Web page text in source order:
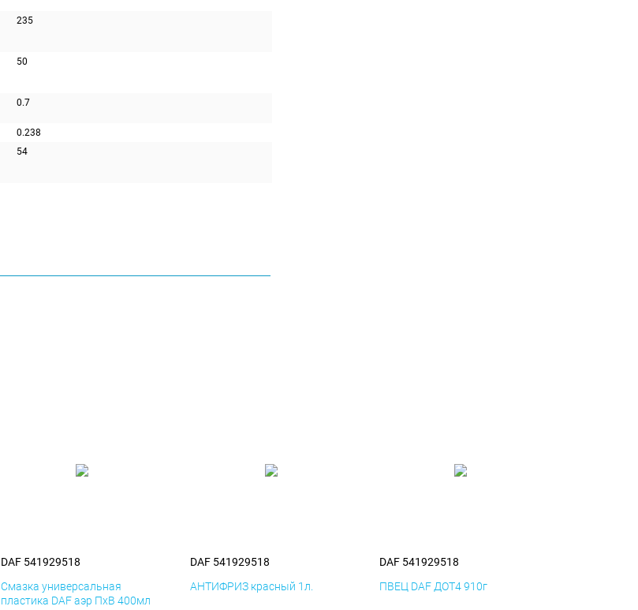
235
50
0.7
0.238
54
DAF 541929518
Смазка универсальная
пластика DAF аэр ПхВ 400мл
DAF 541929518
АНТИФРИЗ красный 1л.
DAF 541929518
ПВЕЦ DAF ДОТ4 910г